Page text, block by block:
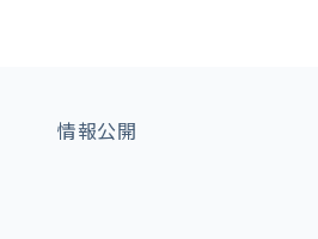
情報公開